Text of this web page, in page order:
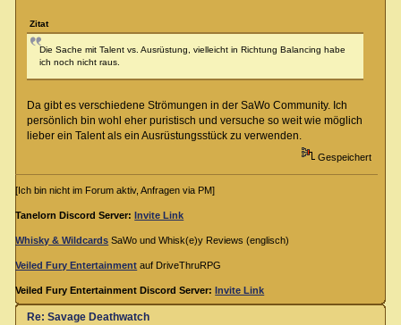
Zitat
Die Sache mit Talent vs. Ausrüstung, vielleicht in Richtung Balancing habe
ich noch nicht raus.
Da gibt es verschiedene Strömungen in der SaWo Community. Ich
persönlich bin wohl eher puristisch und versuche so weit wie möglich
lieber ein Talent als ein Ausrüstungsstück zu verwenden.
Gespeichert
[Ich bin nicht im Forum aktiv, Anfragen via PM]
Tanelorn Discord Server: Invite Link
Whisky & Wildcards SaWo und Whisk(e)y Reviews (englisch)
Veiled Fury Entertainment auf DriveThruRPG
Veiled Fury Entertainment Discord Server: Invite Link
Re: Savage Deathwatch